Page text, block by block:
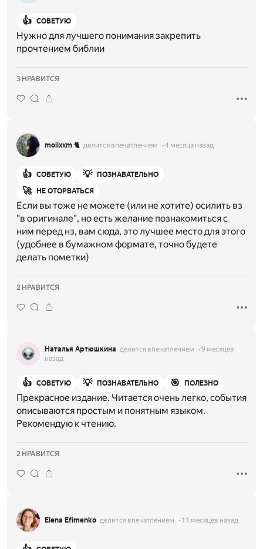
👍 СОВЕТУЮ
Нужно для лучшего понимания закрепить
прочтением библии
3 НРАВИТСЯ
moiixxm 🐈 делится впечатлением 4 месяца назад
👍 СОВЕТУЮ 💡 ПОЗНАВАТЕЛЬНО
🚀 НЕ ОТОРВАТЬСЯ
Если вы тоже не можете (или не хотите) осилить вз
"в оригинале", но есть желание познакомиться с
ним перед нз, вам сюда, это лучшее место для этого
(удобнее в бумажном формате, точно будете
делать пометки)
2 НРАВИТСЯ
Наталья Артюшкина делится впечатлением
9 месяцев
назад
👍 СОВЕТУЮ 💡 ПОЗНАВАТЕЛЬНО 🎯 ПОЛЕЗНО
Прекрасное издание. Читается очень легко, события
описываются простым и понятным языком.
Рекомендую к чтению.
2 НРАВИТСЯ
Elena Efimenko делится впечатлением 11 месяцев назад